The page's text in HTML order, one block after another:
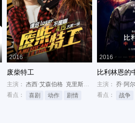
史蒂夫·卡瑞尔
2016
废柴特工
主演： 杰西·艾森伯格 克里斯汀·斯图尔特
沃尔
看点：
喜剧 动作 剧情
2016
比利林恩的
主演： 乔·阿
看点：
战争